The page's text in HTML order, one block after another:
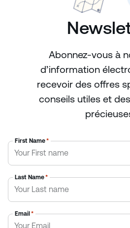
Abonnez-vous à
d’information
recevoir des offres
conseils utiles et
First Name*
Last Name*
Email *